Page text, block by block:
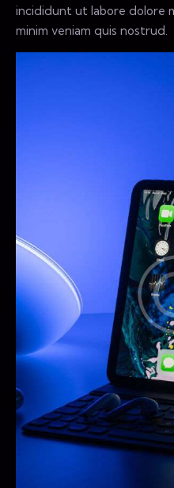
incididunt ut labore dolore
minim veniam quis nostrud.